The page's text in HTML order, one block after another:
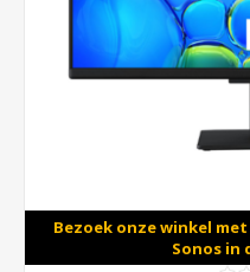
Bezoek onze winkel met
Sonos in